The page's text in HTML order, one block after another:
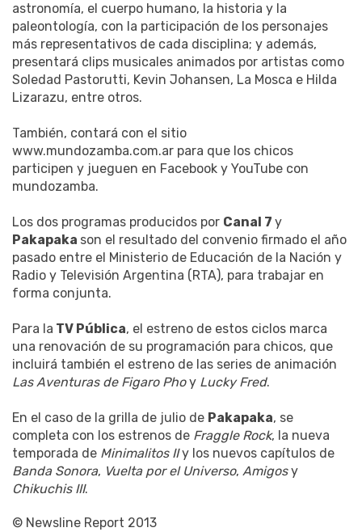
astronomía, el cuerpo humano, la historia y la
paleontología, con la participación de los personajes
más representativos de cada disciplina; y además,
presentará clips musicales animados por artistas como
Soledad Pastorutti, Kevin Johansen, La Mosca e Hilda
Lizarazu, entre otros.
También, contará con el sitio
www.mundozamba.com.ar para que los chicos
participen y jueguen en Facebook y YouTube con
mundozamba.
Los dos programas producidos por Canal 7 y
Pakapaka son el resultado del convenio firmado el año
pasado entre el Ministerio de Educación de la Nación y
Radio y Televisión Argentina (RTA), para trabajar en
forma conjunta.
Para la TV Pública, el estreno de estos ciclos marca
una renovación de su programación para chicos, que
incluirá también el estreno de las series de animación
Las Aventuras de Figaro Phoy Lucky Fred.
En el caso de la grilla de julio de Pakapaka, se
completa con los estrenos de Fraggle Rock, la nueva
temporada de Minimalitos IIy los nuevos capítulos de
Banda Sonora, Vuelta por el Universo, Amigosy
Chikuchis III.
© Newsline Report 2013